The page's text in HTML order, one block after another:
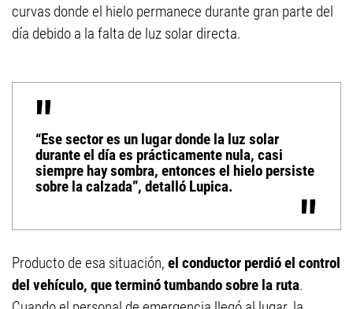
curvas donde el hielo permanece durante gran parte del
día debido a la falta de luz solar directa.
“Ese sector es un lugar donde la luz solar
durante el día es prácticamente nula, casi
siempre hay sombra, entonces el hielo persiste
sobre la calzada”, detalló Lupica.
Producto de esa situación, el conductor perdió el control
del vehículo, que terminó tumbando sobre la ruta.